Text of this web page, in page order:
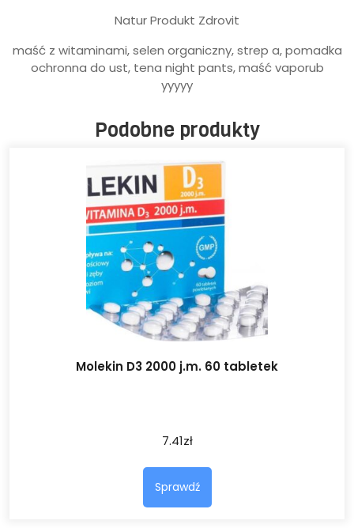
Natur Produkt Zdrovit
maść z witaminami, selen organiczny, strep a, pomadka
ochronna do ust, tena night pants, maść vaporub
yyyyy
Podobne produkty
Molekin D3 2000 j.m. 60 tabletek
7.41zł
Sprawdź